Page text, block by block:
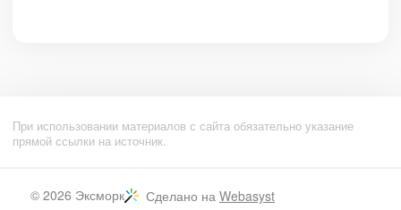
При использовании материалов с сайта обязательно указание
прямой ссылки на источник.
© 2026 Эксморк Сделано на Webasyst